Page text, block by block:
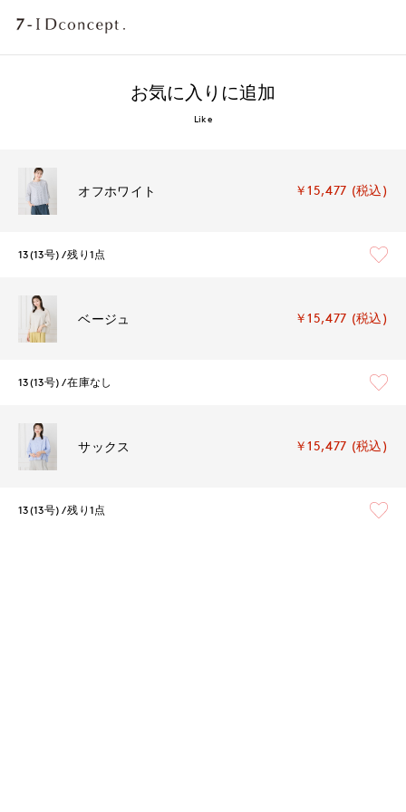
お気に入りに追加
Like
オフホワイト ￥15,477 (税込)
13(13号) 残り1点
ベージュ ￥15,477 (税込)
13(13号) 在庫なし
サックス ￥15,477 (税込)
13(13号) 残り1点